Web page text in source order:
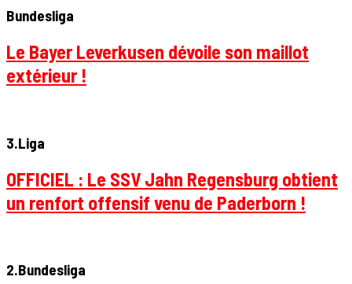
Bundesliga
Le Bayer Leverkusen dévoile son maillot
extérieur !
3.Liga
OFFICIEL : Le SSV Jahn Regensburg obtient
un renfort offensif venu de Paderborn !
2.Bundesliga